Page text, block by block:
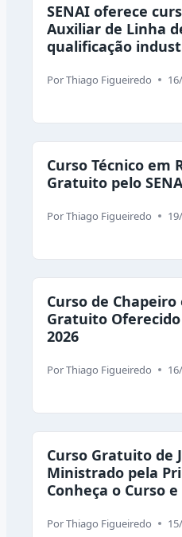
SENAI oferece
Auxiliar de Linha
qualificação
PorThiago Figueiredo
Curso Técnico em
Gratuito pelo
PorThiago Figueiredo
Curso de
Gratuito Oferecido
2026
PorThiago Figueiredo
Curso Gratuito de
Ministrado pela
Conheça o Curso
PorThiago Figueiredo